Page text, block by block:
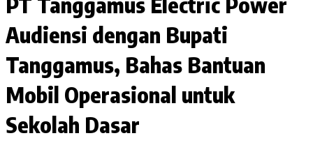
Audiensi dengan Bupati
Tanggamus, Bahas Bantuan
Mobil Operasional untuk
Sekolah Dasar